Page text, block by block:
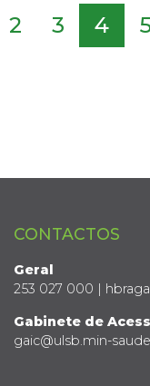
2 3 4
CONTACTOS
Geral
253 027 000 |
Gabinete de
gaic@ulsb.min-